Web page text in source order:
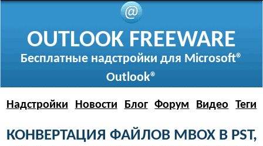
OUTLOOK FREEWARE
Бесплатные надстройки для Microsoft®
Outlook®
Надстройки Новости Блог Форум Видео Теги
КОНВЕРТАЦИЯ ФАЙЛОВ MBOX В PST,